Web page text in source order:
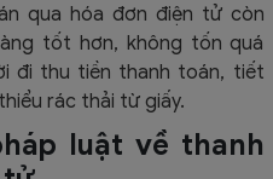
qua hóa đơn điện tử còn
tốt hơn, không tốn quá
đi thu tiền thanh toán, tiết
rác thải từ giấy.
luật về thanh